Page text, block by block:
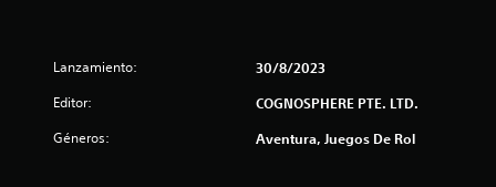
n
5
Lanzamiento: 30/8/2023
Editor: COGNOSPHERE PTE. LTD.
Géneros: Aventura, Juegos De Rol